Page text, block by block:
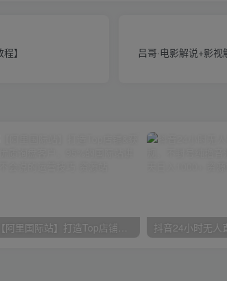
】
吕哥·电影解说+影